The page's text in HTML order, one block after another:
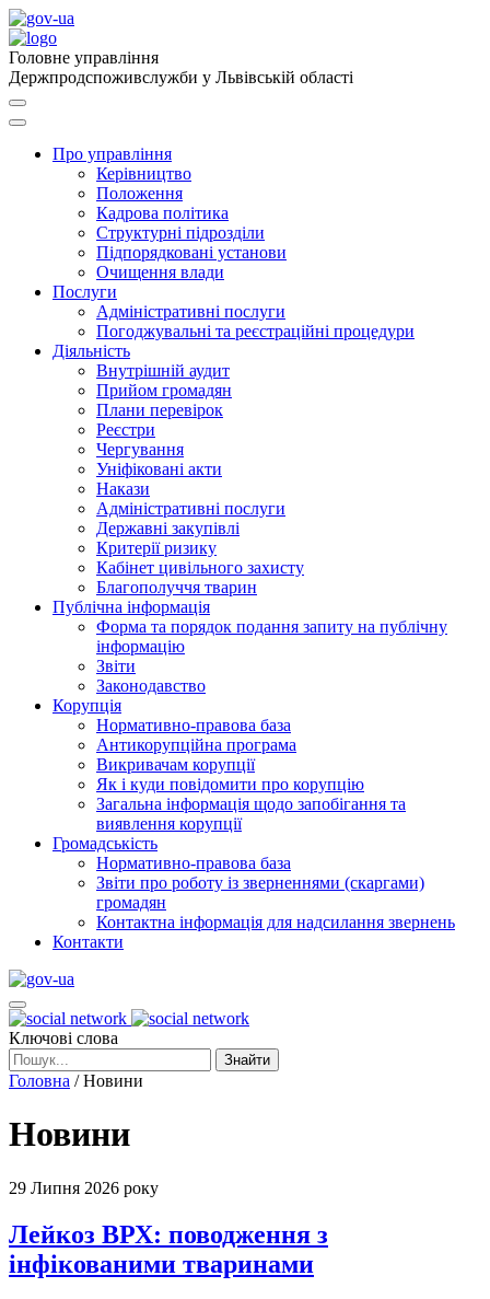
Головне управління
Держпродспоживслужби у Львівській області
Про управління
Керівництво
Положення
Кадрова політика
Структурні підрозділи
Підпорядковані установи
Очищення влади
Послуги
Адміністративні послуги
Погоджувальні та реєстраційні процедури
Діяльність
Внутрішній аудит
Прийом громадян
Плани перевірок
Реєстри
Чергування
Уніфіковані акти
Накази
Адміністративні послуги
Державні закупівлі
Критерії ризику
Кабінет цивільного захисту
Благополуччя тварин
Публічна інформація
Форма та порядок подання запиту на публічну
інформацію
Звіти
Законодавство
Корупція
Нормативно-правова база
Антикорупційна програма
Викривачам корупції
Як і куди повідомити про корупцію
Загальна інформація щодо запобігання та
виявлення корупції
Громадськість
Нормативно-правова база
Звіти про роботу із зверненнями (скаргами)
громадян
Контактна інформація для надсилання звернень
Контакти
Ключові слова
Знайти
Головна /Новини
Новини
29 Липня 2026 року
Лейкоз ВРХ: поводження з
інфікованими тваринами